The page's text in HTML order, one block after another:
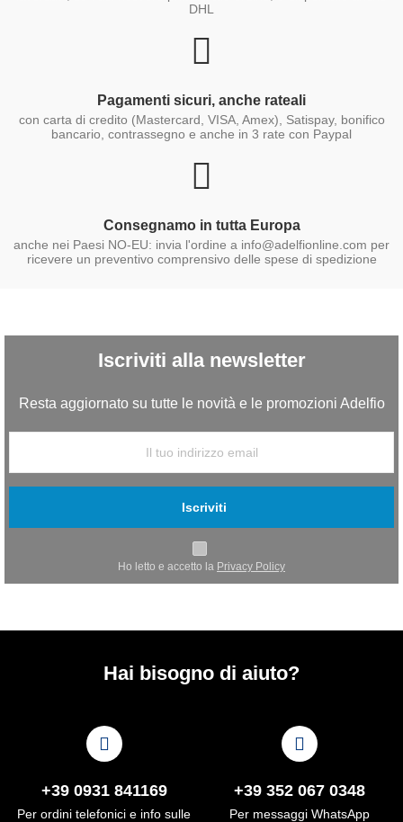
DHL
Pagamenti sicuri, anche rateali
con carta di credito (Mastercard, VISA, Amex), Satispay, bonifico
bancario, contrassegno e anche in 3 rate con Paypal
Consegnamo in tutta Europa
anche nei Paesi NO-EU: invia l'ordine a info@adelfionline.com per
ricevere un preventivo comprensivo delle spese di spedizione
Iscriviti alla newsletter
Resta aggiornato su tutte le novità e le promozioni Adelfio
Iscriviti
Ho letto e accetto la Privacy Policy
Hai bisogno di aiuto?
+39 0931 841169
Per ordini telefonici e info sulle
+39 352 067 0348
Per messaggi WhatsApp